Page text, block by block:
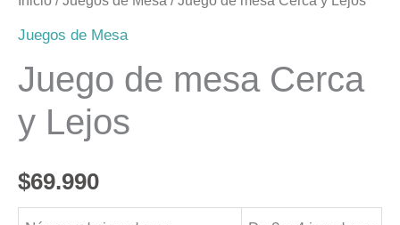
Juegos de Mesa
Juego de mesa Cerca
y Lejos
$69.990